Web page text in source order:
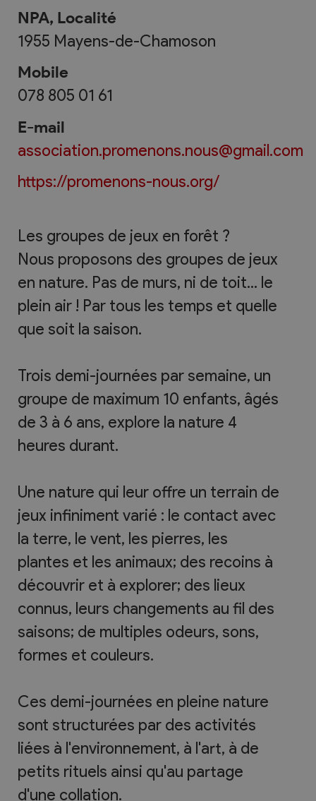
NPA, Localité
1955 Mayens-de-Chamoson
Mobile
078 805 01 61
E-mail
association.promenons.nous@gmail.com
https://promenons-nous.org/
Les groupes de jeux en forêt ?
Nous proposons des groupes de jeux
en nature. Pas de murs, ni de toit... le
plein air ! Par tous les temps et quelle
que soit la saison.
Trois demi-journées par semaine, un
groupe de maximum 10 enfants, âgés
de 3 à 6 ans, explore la nature 4
heures durant.
Une nature qui leur offre un terrain de
jeux infiniment varié : le contact avec
la terre, le vent, les pierres, les
plantes et les animaux; des recoins à
découvrir et à explorer; des lieux
connus, leurs changements au fil des
saisons; de multiples odeurs, sons,
formes et couleurs.
Ces demi-journées en pleine nature
sont structurées par des activités
liées à l'environnement, à l'art, à de
petits rituels ainsi qu'au partage
d'une collation.